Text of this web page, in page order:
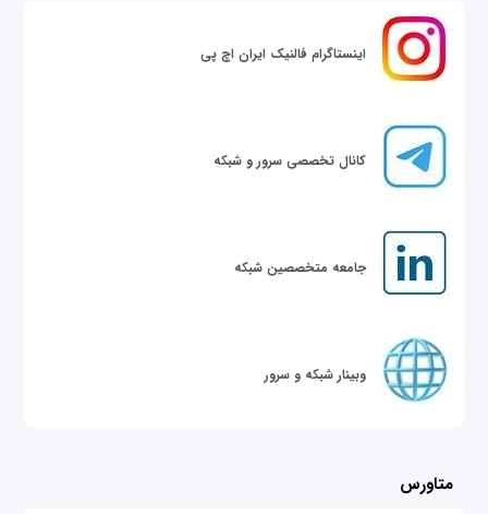
اینستاگرام فالنیک ایران اچ پی
کانال تخصصی سرور و شبکه
جامعه متخصصین شبکه
وبینار شبکه و سرور
متاورس